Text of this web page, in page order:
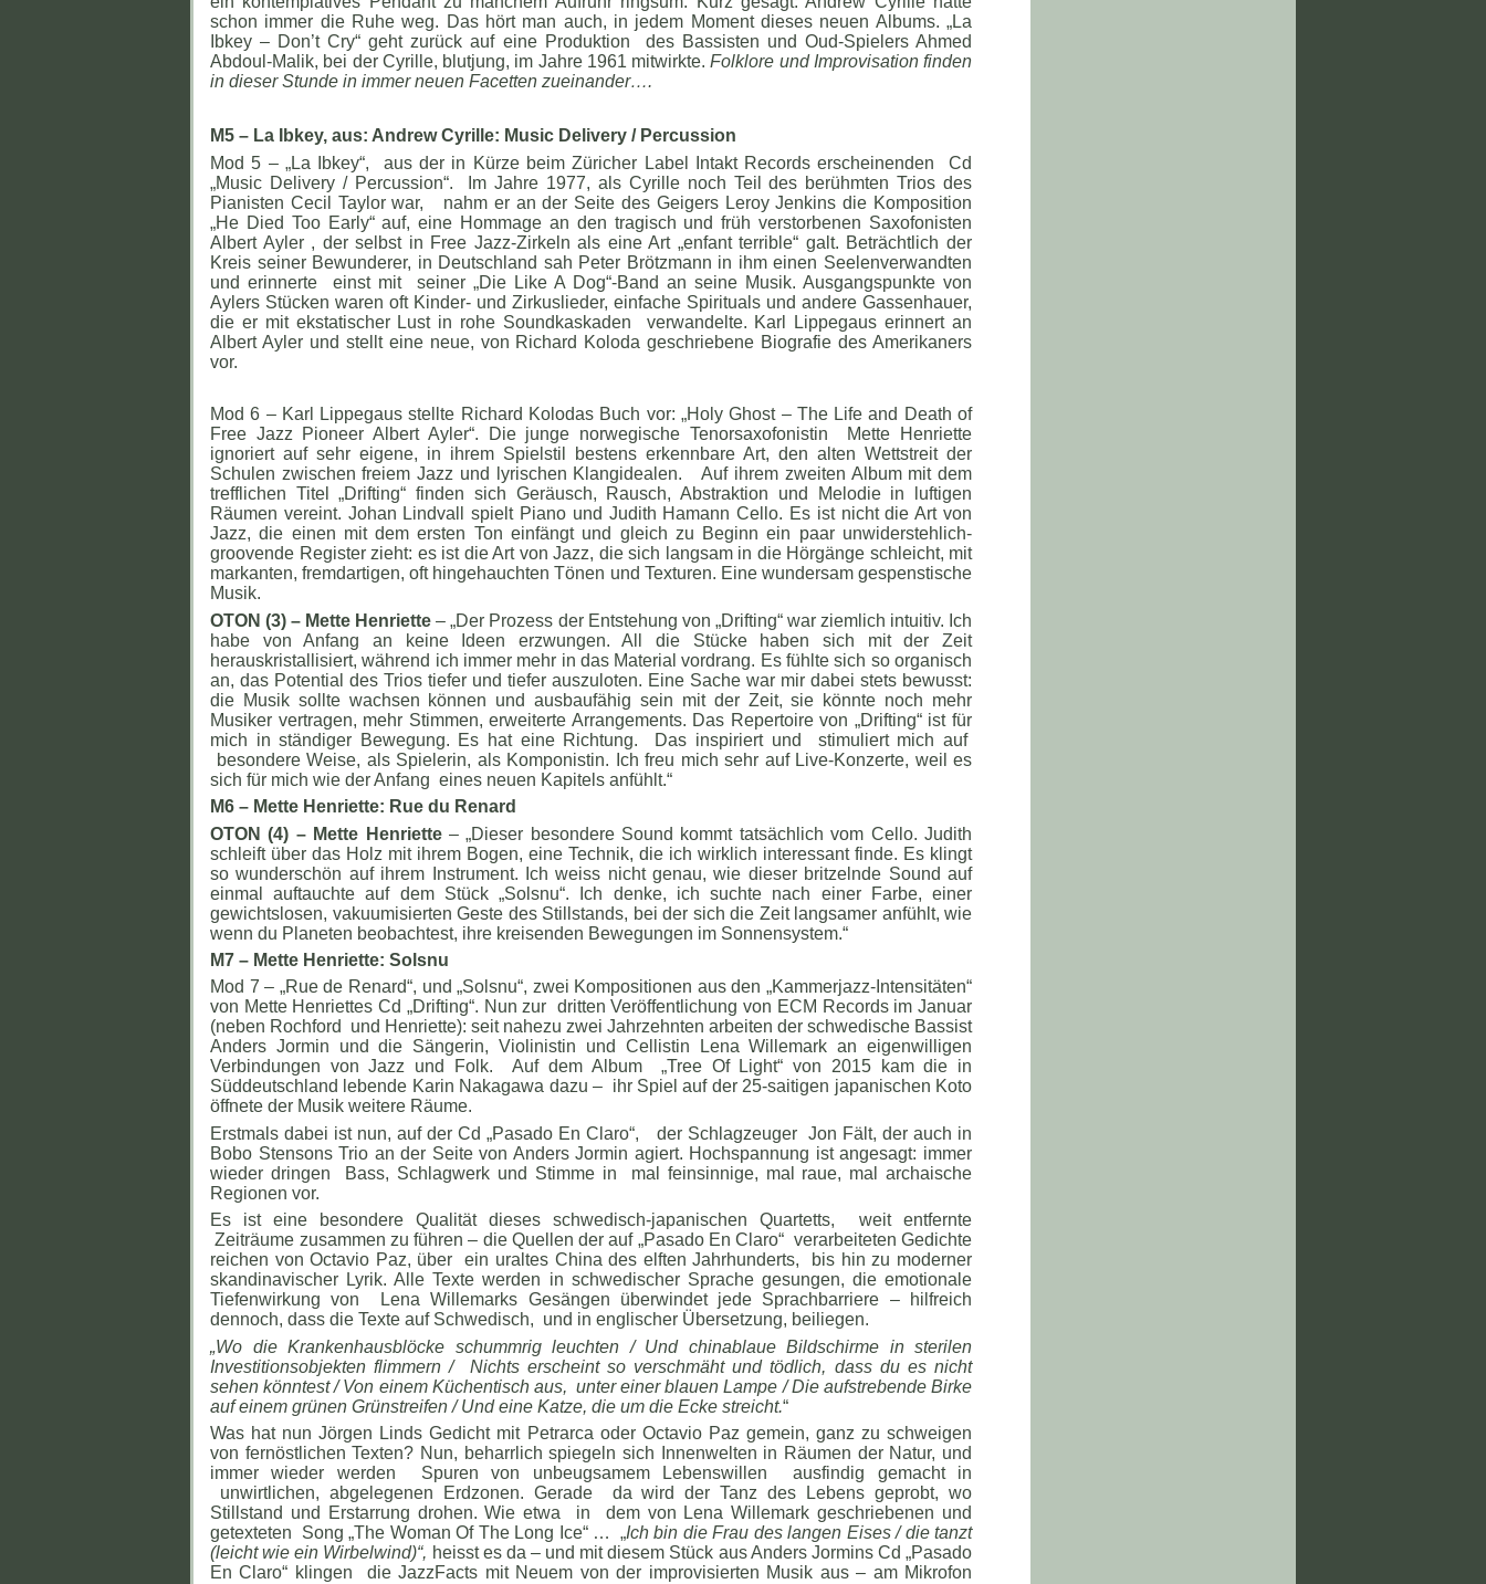
schon immer die Ruhe weg. Das hört man auch, in jedem Moment dieses neuen Albums. „La
Ibkey – Don’t Cry“ geht zurück auf eine Produktion des Bassisten und Oud-Spielers Ahmed
Abdoul-Malik, bei der Cyrille, blutjung, im Jahre 1961 mitwirkte.Folklore und Improvisation finden
in dieser Stunde in immer neuen Facetten zueinander….
M5 – La Ibkey, aus: Andrew Cyrille: Music Delivery / Percussion
Mod 5 – „La Ibkey“, aus der in Kürze beim Züricher Label Intakt Records erscheinenden Cd
„Music Delivery / Percussion“. Im Jahre 1977, als Cyrille noch Teil des berühmten Trios des
Pianisten Cecil Taylor war, nahm er an der Seite des Geigers Leroy Jenkins die Komposition
„He Died Too Early“ auf, eine Hommage an den tragisch und früh verstorbenen Saxofonisten
Albert Ayler , der selbst in Free Jazz-Zirkeln als eine Art „enfant terrible“ galt. Beträchtlich der
Kreis seiner Bewunderer, in Deutschland sah Peter Brötzmann in ihm einen Seelenverwandten
und erinnerte einst mit seiner „Die Like A Dog“-Band an seine Musik. Ausgangspunkte von
Aylers Stücken waren oft Kinder- und Zirkuslieder, einfache Spirituals und andere Gassenhauer,
die er mit ekstatischer Lust in rohe Soundkaskaden verwandelte. Karl Lippegaus erinnert an
Albert Ayler und stellt eine neue, von Richard Koloda geschriebene Biografie des Amerikaners
vor.
Mod 6 – Karl Lippegaus stellte Richard Kolodas Buch vor: „Holy Ghost – The Life and Death of
Free Jazz Pioneer Albert Ayler“. Die junge norwegische Tenorsaxofonistin Mette Henriette
ignoriert auf sehr eigene, in ihrem Spielstil bestens erkennbare Art, den alten Wettstreit der
Schulen zwischen freiem Jazz und lyrischen Klangidealen. Auf ihrem zweiten Album mit dem
trefflichen Titel „Drifting“ finden sich Geräusch, Rausch, Abstraktion und Melodie in luftigen
Räumen vereint. Johan Lindvall spielt Piano und Judith Hamann Cello. Es ist nicht die Art von
Jazz, die einen mit dem ersten Ton einfängt und gleich zu Beginn ein paar unwiderstehlich-
groovende Register zieht: es ist die Art von Jazz, die sich langsam in die Hörgänge schleicht, mit
markanten, fremdartigen, oft hingehauchten Tönen und Texturen. Eine wundersam gespenstische
Musik.
OTON (3) – Mette Henriette– „Der Prozess der Entstehung von „Drifting“ war ziemlich intuitiv. Ich
habe von Anfang an keine Ideen erzwungen. All die Stücke haben sich mit der Zeit
herauskristallisiert, während ich immer mehr in das Material vordrang. Es fühlte sich so organisch
an, das Potential des Trios tiefer und tiefer auszuloten. Eine Sache war mir dabei stets bewusst:
die Musik sollte wachsen können und ausbaufähig sein mit der Zeit, sie könnte noch mehr
Musiker vertragen, mehr Stimmen, erweiterte Arrangements. Das Repertoire von „Drifting“ ist für
mich in ständiger Bewegung. Es hat eine Richtung. Das inspiriert und stimuliert mich auf
besondere Weise, als Spielerin, als Komponistin. Ich freu mich sehr auf Live-Konzerte, weil es
sich für mich wie der Anfang eines neuen Kapitels anfühlt.“
M6 – Mette Henriette: Rue du Renard
OTON (4) – Mette Henriette – „Dieser besondere Sound kommt tatsächlich vom Cello. Judith
schleift über das Holz mit ihrem Bogen, eine Technik, die ich wirklich interessant finde. Es klingt
so wunderschön auf ihrem Instrument. Ich weiss nicht genau, wie dieser britzelnde Sound auf
einmal auftauchte auf dem Stück „Solsnu“. Ich denke, ich suchte nach einer Farbe, einer
gewichtslosen, vakuumisierten Geste des Stillstands, bei der sich die Zeit langsamer anfühlt, wie
wenn du Planeten beobachtest, ihre kreisenden Bewegungen im Sonnensystem.“
M7 – Mette Henriette: Solsnu
Mod 7 – „Rue de Renard“, und „Solsnu“, zwei Kompositionen aus den „Kammerjazz-Intensitäten“
von Mette Henriettes Cd „Drifting“. Nun zur dritten Veröffentlichung von ECM Records im Januar
(neben Rochford und Henriette): seit nahezu zwei Jahrzehnten arbeiten der schwedische Bassist
Anders Jormin und die Sängerin, Violinistin und Cellistin Lena Willemark an eigenwilligen
Verbindungen von Jazz und Folk. Auf dem Album „Tree Of Light“ von 2015 kam die in
Süddeutschland lebende Karin Nakagawa dazu – ihr Spiel auf der 25-saitigen japanischen Koto
öffnete der Musik weitere Räume.
Erstmals dabei ist nun, auf der Cd „Pasado En Claro“, der Schlagzeuger Jon Fält, der auch in
Bobo Stensons Trio an der Seite von Anders Jormin agiert. Hochspannung ist angesagt: immer
wieder dringen Bass, Schlagwerk und Stimme in mal feinsinnige, mal raue, mal archaische
Regionen vor.
Es ist eine besondere Qualität dieses schwedisch-japanischen Quartetts, weit entfernte
Zeiträume zusammen zu führen – die Quellen der auf „Pasado En Claro“ verarbeiteten Gedichte
reichen von Octavio Paz, über ein uraltes China des elften Jahrhunderts, bis hin zu moderner
skandinavischer Lyrik. Alle Texte werden in schwedischer Sprache gesungen, die emotionale
Tiefenwirkung von Lena Willemarks Gesängen überwindet jede Sprachbarriere – hilfreich
dennoch, dass die Texte auf Schwedisch, und in englischer Übersetzung, beiliegen.
„Wo die Krankenhausblöcke schummrig leuchten / Und chinablaue Bildschirme in sterilen
Investitionsobjekten flimmern / Nichts erscheint so verschmäht und tödlich, dass du es nicht
sehen könntest / Von einem Küchentisch aus, unter einer blauen Lampe / Die aufstrebende Birke
auf einem grünen Grünstreifen / Und eine Katze, die um die Ecke streicht.“
Was hat nun Jörgen Linds Gedicht mit Petrarca oder Octavio Paz gemein, ganz zu schweigen
von fernöstlichen Texten? Nun, beharrlich spiegeln sich Innenwelten in Räumen der Natur, und
immer wieder werden Spuren von unbeugsamem Lebenswillen ausfindig gemacht in
unwirtlichen, abgelegenen Erdzonen. Gerade da wird der Tanz des Lebens geprobt, wo
Stillstand und Erstarrung drohen. Wie etwa in dem von Lena Willemark geschriebenen und
getexteten Song „The Woman Of The Long Ice“ … „Ich bin die Frau des langen Eises / die tanzt
(leicht wie ein Wirbelwind)“, heisst es da – und mit diesem Stück aus Anders Jormins Cd „Pasado
En Claro“ klingen die JazzFacts mit Neuem von der improvisierten Musik aus – am Mikrofon